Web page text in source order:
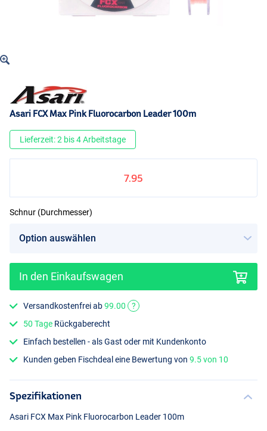
Asari FCX Max Pink Fluorocarbon Leader 100m
Lieferzeit: 2 bis 4 Arbeitstage
7.95
Schnur (Durchmesser)
In den Einkaufswagen
Versandkostenfrei ab99.00
?
50 Tage Rückgaberecht
Einfach bestellen - als Gast oder mit Kundenkonto
Kunden geben Fischdeal eine Bewertung von9.5 von 10
Spezifikationen
Asari FCX Max Pink Fluorocarbon Leader 100m